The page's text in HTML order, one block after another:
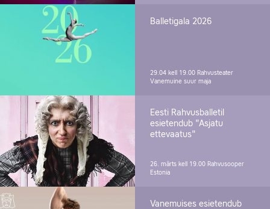
Balletigala 2026
29.04 kell 19.00 Rahvusteater
Vanemuine suur maja
Eesti Rahvusballetil
esietendub "Asjatu
ettevaatus"
26. märts kell 19.00 Rahvusooper
Estonia
Vanemuises esietendub